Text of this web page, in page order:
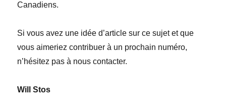
Canadiens.
Si vous avez une idée d’article sur ce sujet et que
vous aimeriez contribuer à un prochain numéro,
n’hésitez pas à nous contacter.
Will Stos